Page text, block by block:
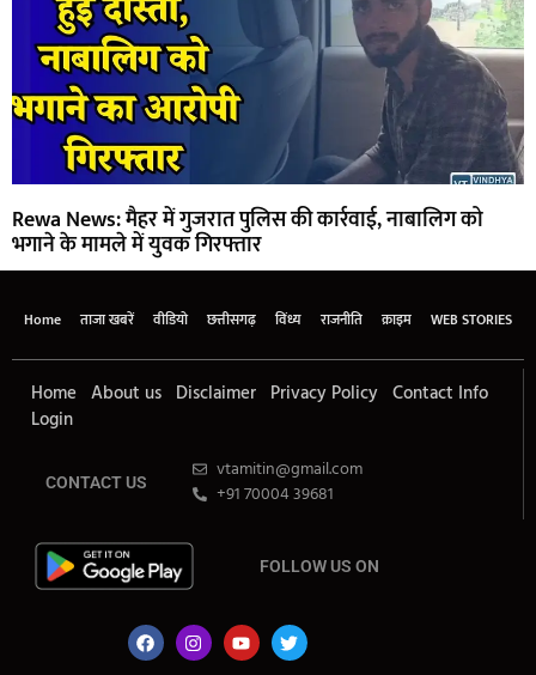
Rewa News: मैहर में गुजरात पुलिस की कार्रवाई, नाबालिग को
भगाने के मामले में युवक गिरफ्तार
Home ताजा खबरें वीडियो छत्तीसगढ़ विंध्य राजनीति क्राइम WEB STORIES
Home About us Disclaimer Privacy Policy Contact Info
Login
CONTACT US
vtamitin@gmail.com
+91 70004 39681
FOLLOW US ON